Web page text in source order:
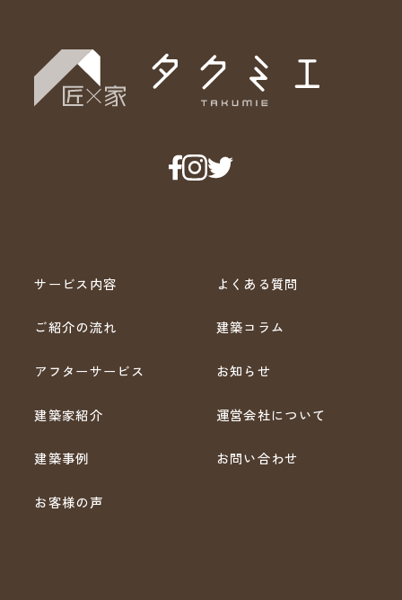
サービス内容
ご紹介の流れ
アフターサービス
建築家紹介
建築事例
お客様の声
よくある質問
建築コラム
お知らせ
運営会社について
お問い合わせ